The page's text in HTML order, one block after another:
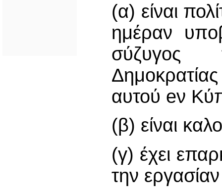
(α) είναι
ημέραν
σύζυγος
αυτού eν
(β) είναι
(γ) έχει
την